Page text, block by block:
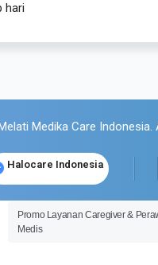
hari
Medika Care Indonesia.
Halocare Indonesia
Promo Layanan Caregiver &
Medis